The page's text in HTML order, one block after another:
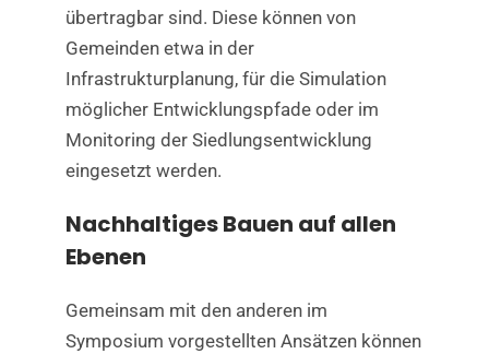
übertragbar sind. Diese können von
Gemeinden etwa in der
Infrastrukturplanung, für die Simulation
möglicher Entwicklungspfade oder im
Monitoring der Siedlungsentwicklung
eingesetzt werden.
Nachhaltiges Bauen auf allen
Ebenen
Gemeinsam mit den anderen im
Symposium vorgestellten Ansätzen können